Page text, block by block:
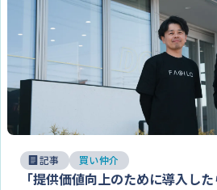
記事 買い仲介
「提供価値向上のために導入し